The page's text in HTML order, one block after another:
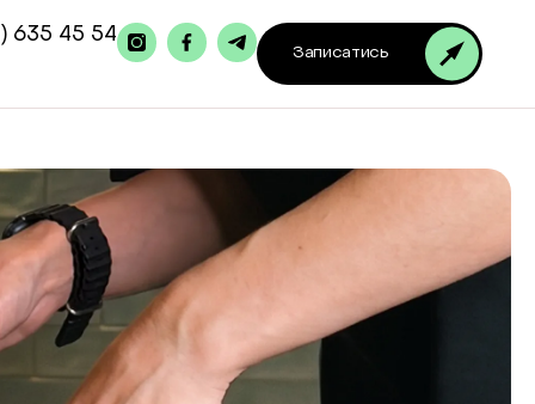
635 45 54
Записатись